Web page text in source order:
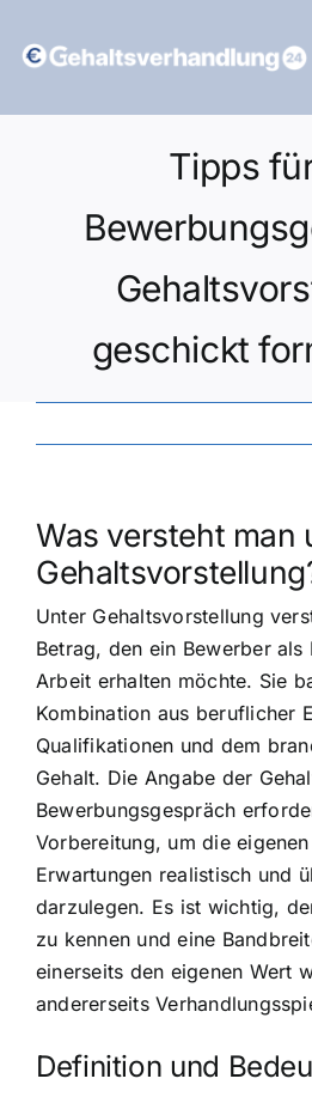
Inhalt
Tipps
geschickt
Was versteht man
Unter Gehaltsvorstellung
Betrag, den ein Bewerber
Arbeit erhalten möchte. Sie
Kombination aus beruflicher
Qualifikationen und dem
Gehalt. Die Angabe der
Bewerbungsgespräch
Vorbereitung, um die
Erwartungen realistisch und
darzulegen. Es ist wichtig,
zu kennen und eine
einerseits den eigenen Wert
andererseits
Definition und